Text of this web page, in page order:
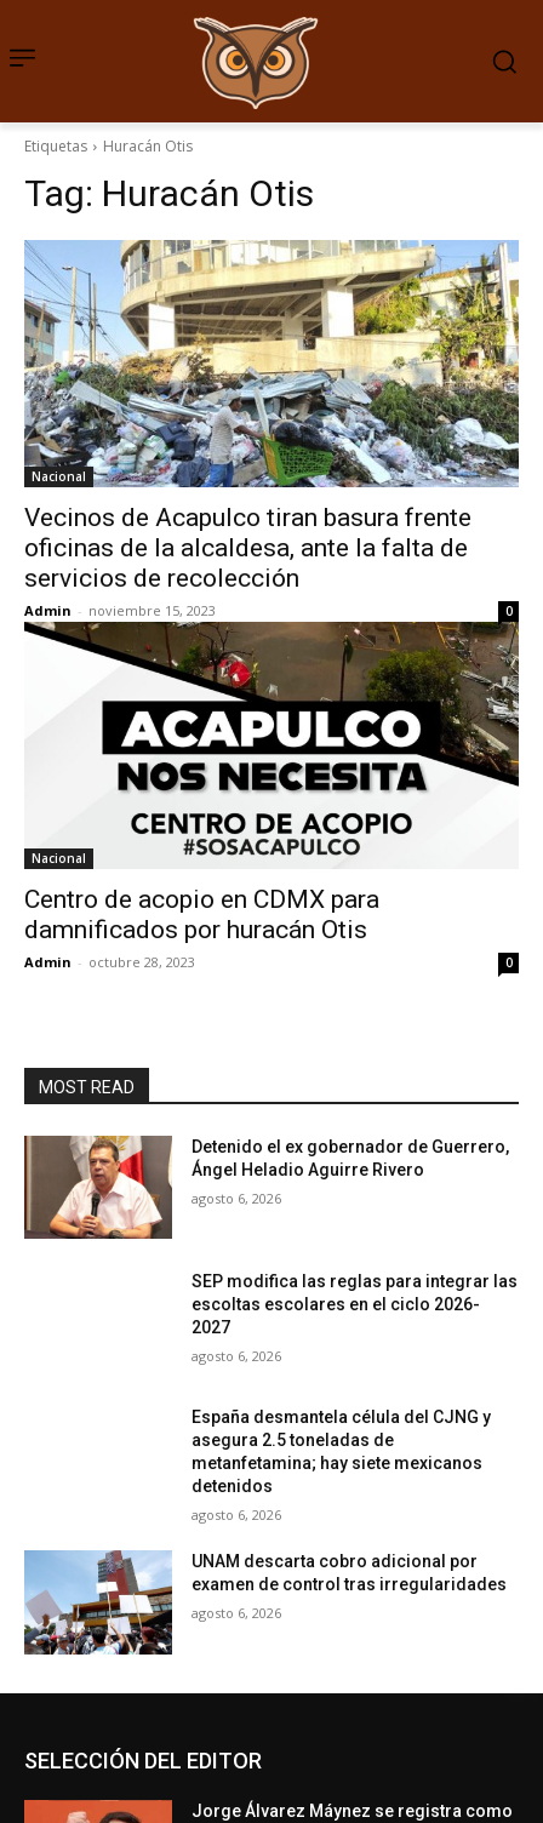
Etiquetas Huracán Otis
Tag: Huracán Otis
Nacional
Vecinos de Acapulco tiran basura frente
oficinas de la alcaldesa, ante la falta de
servicios de recolección
Admin - noviembre 15, 2023 0
Nacional
Centro de acopio en CDMX para
damnificados por huracán Otis
Admin - octubre 28, 2023 0
MOST READ
Detenido el ex gobernador de Guerrero,
Ángel Heladio Aguirre Rivero
agosto 6, 2026
SEP modifica las reglas para integrar las
escoltas escolares en el ciclo 2026-
2027
agosto 6, 2026
España desmantela célula del CJNG y
asegura 2.5 toneladas de
metanfetamina; hay siete mexicanos
detenidos
agosto 6, 2026
UNAM descarta cobro adicional por
examen de control tras irregularidades
agosto 6, 2026
SELECCIÓN DEL EDITOR
Jorge Álvarez Máynez se registra como